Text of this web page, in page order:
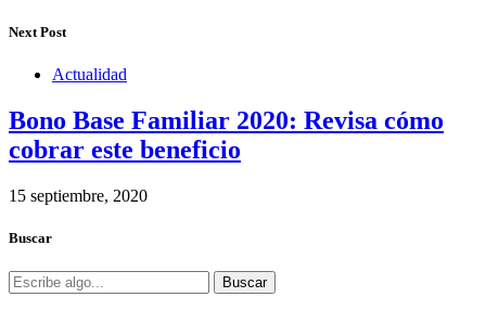
Next Post
Actualidad
Bono Base Familiar 2020: Revisa cómo
cobrar este beneficio
15 septiembre, 2020
Buscar
Buscar